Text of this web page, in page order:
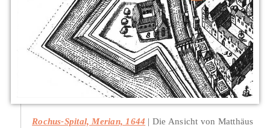
Rochus-Spital, Merian, 1644
Die Ansicht von Matthäus